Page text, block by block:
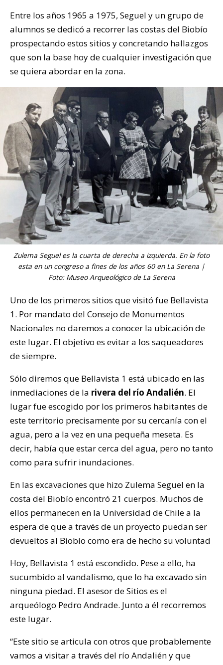
Entre los años 1965 a 1975, Seguel y un grupo de
alumnos se dedicó a recorrer las costas del Biobío
prospectando estos sitios y concretando hallazgos
que son la base hoy de cualquier investigación que
se quiera abordar en la zona.
Zulema Seguel es la cuarta de derecha a izquierda. En la foto
esta en un congreso a fines de los años 60 en La Serena |
Foto: Museo Arqueológico de La Serena
Uno de los primeros sitios que visitó fue Bellavista
1. Por mandato del Consejo de Monumentos
Nacionales no daremos a conocer la ubicación de
este lugar. El objetivo es evitar a los saqueadores
de siempre.
Sólo diremos que Bellavista 1 está ubicado en las
inmediaciones de la rivera del río Andalién. El
lugar fue escogido por los primeros habitantes de
este territorio precisamente por su cercanía con el
agua, pero a la vez en una pequeña meseta. Es
decir, había que estar cerca del agua, pero no tanto
como para sufrir inundaciones.
En las excavaciones que hizo Zulema Seguel en la
costa del Biobío encontró 21 cuerpos. Muchos de
ellos permanecen en la Universidad de Chile a la
espera de que a través de un proyecto puedan ser
devueltos al Biobío como era de hecho su voluntad
Hoy, Bellavista 1 está escondido. Pese a ello, ha
sucumbido al vandalismo, que lo ha excavado sin
ninguna piedad. El asesor de Sitios es el
arqueólogo Pedro Andrade. Junto a él recorremos
este lugar.
“Este sitio se articula con otros que probablemente
vamos a visitar a través del río Andalién y que